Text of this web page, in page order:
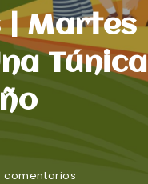
| Martes
Túnica
comentarios